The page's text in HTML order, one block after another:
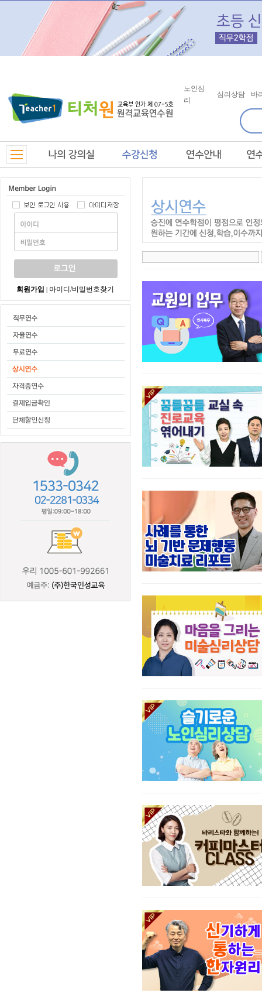
노인심
리
심리상담 바
회원가입 아이디/비밀번호찾기